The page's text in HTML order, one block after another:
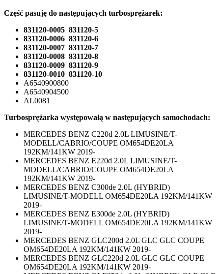
Część pasuję do następujących turbosprężarek:
831120-0005 831120-5
831120-0006 831120-6
831120-0007 831120-7
831120-0008 831120-8
831120-0009 831120-9
831120-0010 831120-10
A6540900800
A6540904500
AL0081
Turbosprężarka występowałą w następujących samochodach:
MERCEDES BENZ C220d 2.0L LIMUSINE/T-
MODELL/CABRIO/COUPE OM654DE20LA
192KM/141KW 2019-
MERCEDES BENZ E220d 2.0L LIMUSINE/T-
MODELL/CABRIO/COUPE OM654DE20LA
192KM/141KW 2019-
MERCEDES BENZ C300de 2.0L (HYBRID)
LIMUSINE/T-MODELL OM654DE20LA 192KM/141KW
2019-
MERCEDES BENZ E300de 2.0L (HYBRID)
LIMUSINE/T-MODELL OM654DE20LA 192KM/141KW
2019-
MERCEDES BENZ GLC200d 2.0L GLC GLC COUPE
OM654DE20LA 192KM/141KW 2019-
MERCEDES BENZ GLC220d 2.0L GLC GLC COUPE
OM654DE20LA 192KM/141KW 2019-